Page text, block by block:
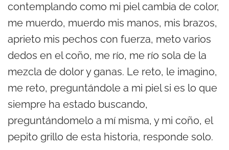
contemplando como mi piel cambia de color,
me muerdo, muerdo mis manos, mis brazos,
aprieto mis pechos con fuerza, meto varios
dedos en el coño, me río, me río sola de la
mezcla de dolor y ganas. Le reto, le imagino,
me reto, preguntándole a mi piel si es lo que
siempre ha estado buscando,
preguntándomelo a mí misma, y mi coño, el
pepito grillo de esta historia, responde solo.